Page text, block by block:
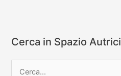
Cerca in Spazio Autrici